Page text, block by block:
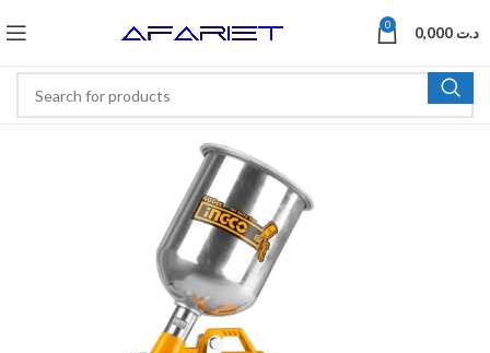
0 د.ت